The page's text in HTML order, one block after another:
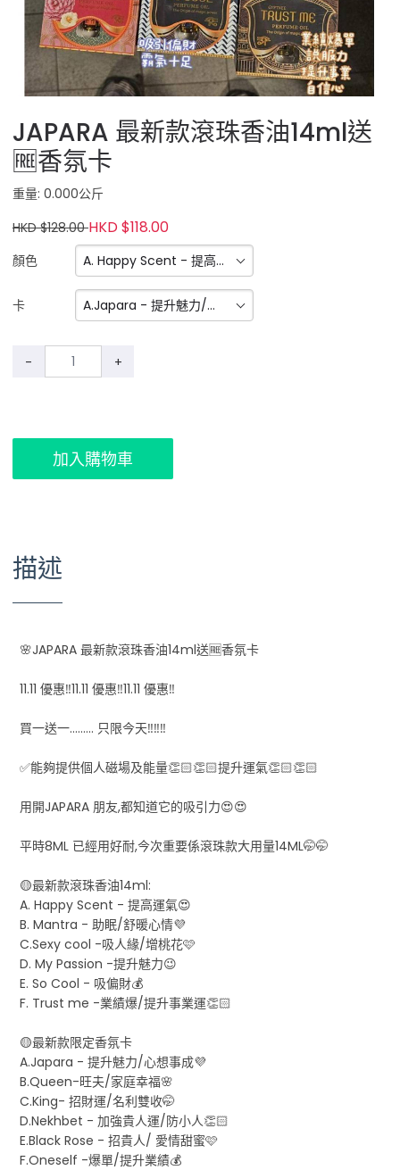
JAPARA 最新款滾珠香油14ml送
🆓香氛卡
重量: 0.000公斤
HKD $128.00HKD $118.00
顏色 A. Happy Scent - 提高運氣
卡 A.Japara - 提升魅力/心想事成
- +
加入購物車
描述
🌸JAPARA 最新款滾珠香油14ml送🆓香氛卡
11.11 優惠‼️11.11 優惠‼️11.11 優惠‼️
買一送一......... 只限今天‼️‼️‼️
✅能夠提供個人磁場及能量👏🏻👏🏻提升運氣👏🏻👏🏻
用開JAPARA 朋友,都知道它的吸引力😍😍
平時8ML 已經用好耐,今次重要係滾珠款大用量14ML🤭🤭
🟡最新款滾珠香油14ml:
A. Happy Scent - 提高運氣😍
B. Mantra - 助眠/舒暖心情💜
C.Sexy cool -吸人緣/增桃花🩷
D. My Passion -提升魅力😉
E. So Cool - 吸偏財💰
F. Trust me -業績爆/提升事業運👏🏻
🟡最新款限定香氛卡
A.Japara - 提升魅力/心想事成💜
B.Queen-旺夫/家庭幸福🌸
C.King- 招財運/名利雙收🤭
D.Nekhbet - 加強貴人運/防小人👏🏻
E.Black Rose - 招貴人/ 愛情甜蜜🩷
F.Oneself -爆單/提升業績💰